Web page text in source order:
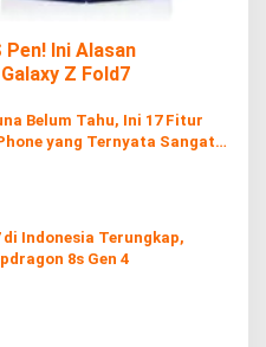
Pen! Ini Alasan
Z Fold7
Belum Tahu, Ini 17 Fitur
yang Ternyata Sangat
di Indonesia Terungkap,
8s Gen 4